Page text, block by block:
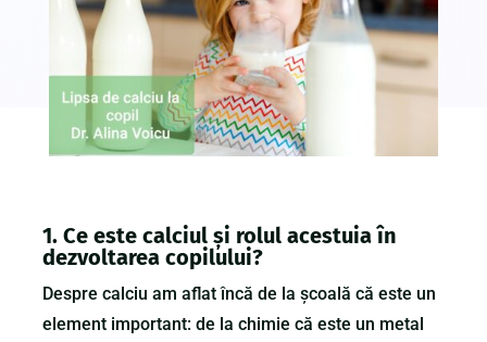
1. Ce este calciul și rolul acestuia în
dezvoltarea copilului?
Despre calciu am aflat încă de la școală că este un
element important: de la chimie că este un metal